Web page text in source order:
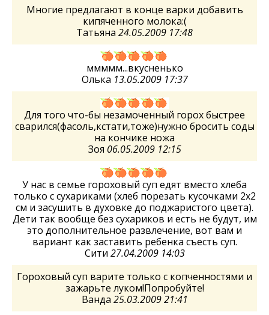
Многие предлагают в конце варки добавить
кипяченного молока:(
Татьяна 24.05.2009 17:48
ммммм...вкусненько
Олька 13.05.2009 17:37
Для того что-бы незамоченный горох быстрее
сварился(фасоль,кстати,тоже)нужно бросить соды
на кончике ножа
Зоя 06.05.2009 12:15
У нас в семье гороховый суп едят вместо хлеба
только с сухариками (хлеб порезать кусочками 2х2
см и засушить в духовке до поджаристого цвета).
Дети так вообще без сухариков и есть не будут, им
это дополнительное развлечение, вот вам и
вариант как заставить ребенка съесть суп.
Сити 27.04.2009 14:03
Гороховый суп варите только с копченностями и
зажарьте луком!Попробуйте!
Ванда 25.03.2009 21:41